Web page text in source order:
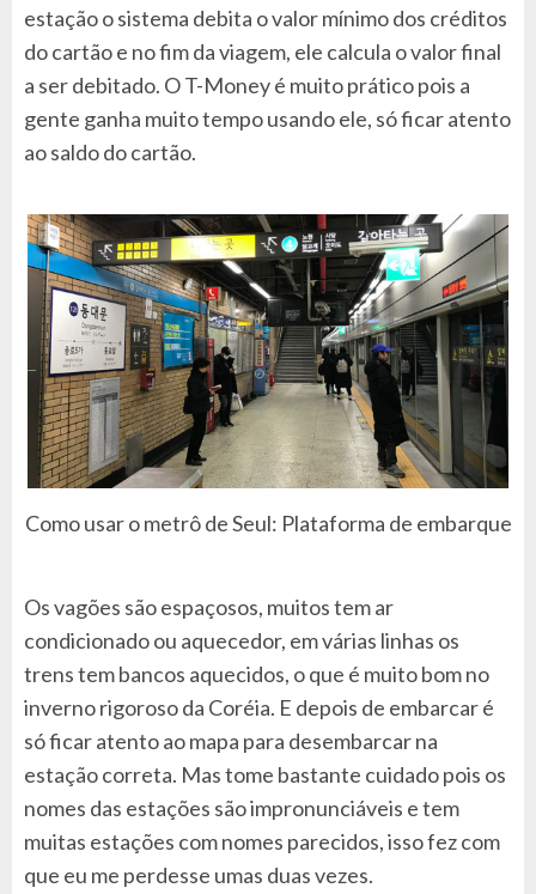
estação o sistema debita o valor mínimo dos créditos
do cartão e no fim da viagem, ele calcula o valor final
a ser debitado. O T-Money é muito prático pois a
gente ganha muito tempo usando ele, só ficar atento
ao saldo do cartão.
Como usar o metrô de Seul: Plataforma de embarque
Os vagões são espaçosos, muitos tem ar
condicionado ou aquecedor, em várias linhas os
trens tem bancos aquecidos, o que é muito bom no
inverno rigoroso da Coréia. E depois de embarcar é
só ficar atento ao mapa para desembarcar na
estação correta. Mas tome bastante cuidado pois os
nomes das estações são impronunciáveis e tem
muitas estações com nomes parecidos, isso fez com
que eu me perdesse umas duas vezes.